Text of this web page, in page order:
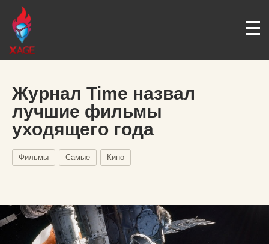
Журнал Time назвал
лучшие фильмы
уходящего года
Фильмы Самые Кино